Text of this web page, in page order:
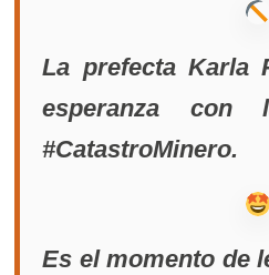
La prefecta Karla
esperanza con
#CatastroMinero.
Es el momento de